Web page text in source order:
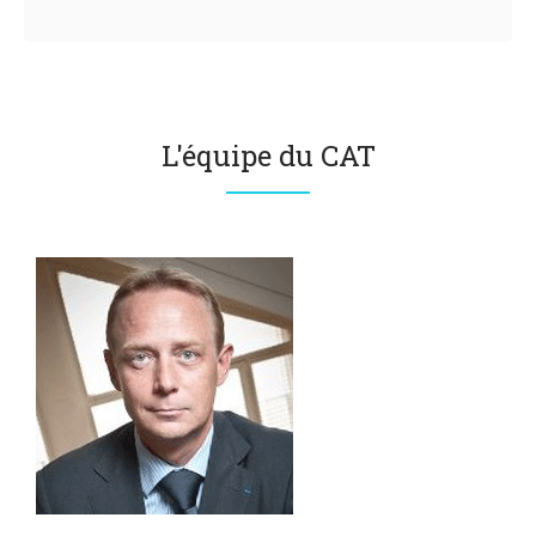
L'équipe du CAT